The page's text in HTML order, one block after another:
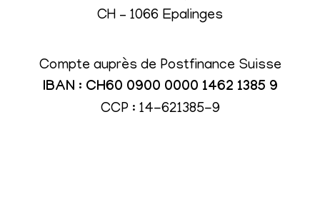
CH – 1066 Epalinges
Compte auprès de Postfinance Suisse
IBAN : CH60 0900 0000 1462 1385 9
CCP : 14-621385-9